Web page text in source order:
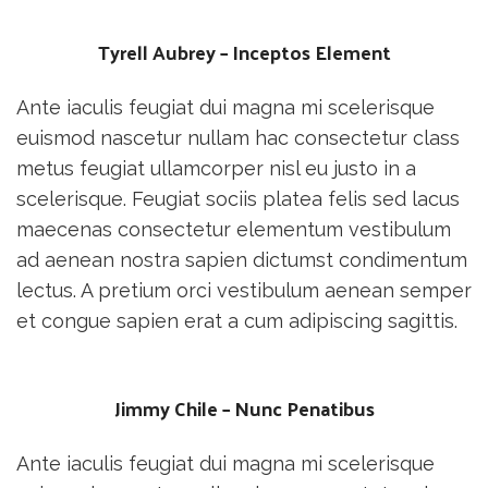
Tyrell Aubrey – Inceptos Element
Ante iaculis feugiat dui magna mi scelerisque
euismod nascetur nullam hac consectetur class
metus feugiat ullamcorper nisl eu justo in a
scelerisque. Feugiat sociis platea felis sed lacus
maecenas consectetur elementum vestibulum
ad aenean nostra sapien dictumst condimentum
lectus. A pretium orci vestibulum aenean semper
et congue sapien erat a cum adipiscing sagittis.
Jimmy Chile – Nunc Penatibus
Ante iaculis feugiat dui magna mi scelerisque